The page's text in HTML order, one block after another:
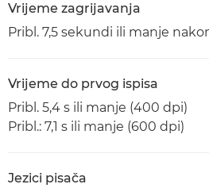
Vrijeme zagrijavanja
Pribl. 7,5 sekundi ili manje
Vrijeme do prvog ispisa
Pribl. 5,4 s ili manje (400 dpi)
Pribl.: 7,1 s ili manje (600 dpi)
Jezici pisača